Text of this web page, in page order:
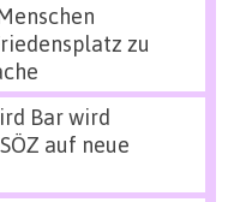
zu
Bar wird
auf neue